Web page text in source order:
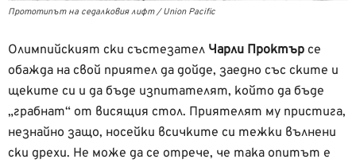
Прототипът на седалковия лифт / Union Pacific
Олимпийският ски състезател Чарли Проктър се
обажда на свой приятел да дойде, заедно със ските и
щеките си и да бъде изпитателят, който да бъде
„грабнат“ от висящия стол. Приятелят му пристига,
незнайно защо, носейки всичките си тежки вълнени
ски дрехи. Не може да се отрече, че така опитът е